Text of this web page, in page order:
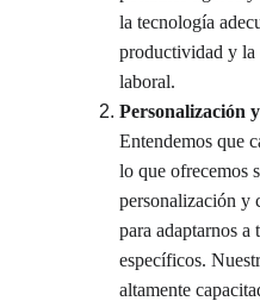
la tecnología
productividad y la
laboral.
Personalización
Entendemos que
lo que ofrecemos
personalización y
para adaptarnos a
específicos.
altamente